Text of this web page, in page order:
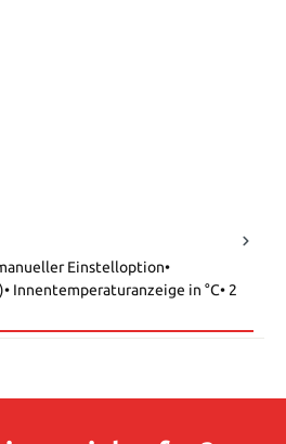
Einstelloption•
Innentemperaturanzeige in °C• 2